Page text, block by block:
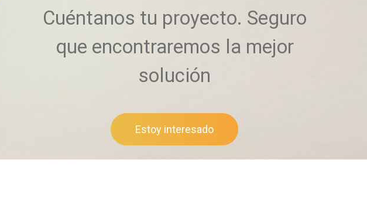
Cuéntanos tu proyecto. Seguro
que encontraremos la mejor
solución
Estoy interesado